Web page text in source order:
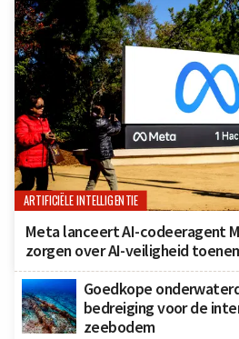
ARTIFICIËLE INTELLIGENTIE
Meta lanceert AI-codeeragent
zorgen over AI-veiligheid
Goedkope
bedreiging voor de
zeebodem